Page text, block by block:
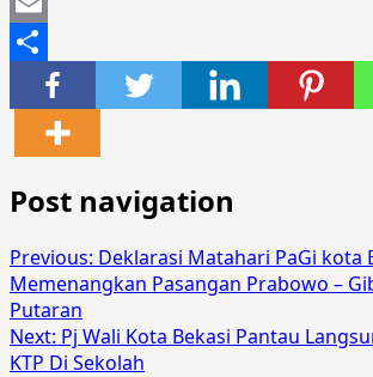
Email
Share
Post navigation
Previous: Deklarasi Matahari PaGi kota
Memenangkan Pasangan Prabowo –
Putaran
Next: Pj Wali Kota Bekasi Pantau
KTP Di Sekolah